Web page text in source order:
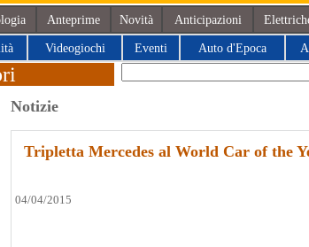
Anteprime Novità Anticipazioni
Videogiochi Eventi Auto d'Epoca
Notizie
Tripletta Mercedes al World Car of the
04/04/2015